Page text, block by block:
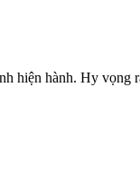
hiện hành. Hy vọng